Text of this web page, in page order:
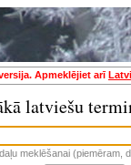
Apmeklējiet arī
latviešu
meklēšanai (piemēram,